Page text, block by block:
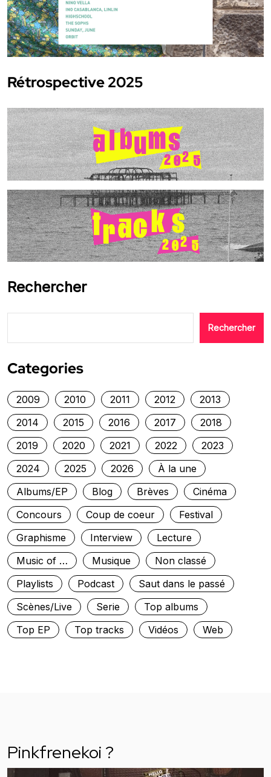
Rétrospective 2025
Rechercher
Rechercher
Categories
2009 2010 2011 2012
2013
2014
2015 2016 2017
2018
2019
2020 2021 2022
2023
2024
2025 2026
À la une
Albums/EP
Blog Brèves
Cinéma
Concours
Coup de coeur
Festival
Graphisme
Interview
Lecture
Music of …
Musique
Non classé
Playlists
Podcast
Saut dans le passé
Scènes/Live
Serie
Top albums
Top EP
Top tracks Vidéos Web
Pinkfrenekoi ?